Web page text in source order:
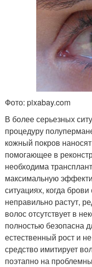
Фото: pixabay.com
В более серьезных
процедуру
кожный покров
помогающее в
необходима
максимальную
ситуациях, когда
неправильно растут,
волос отсутствует в
полностью безопасна
естественный рост и
средство имитирует
поэтапно на